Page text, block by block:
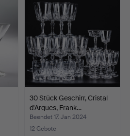
30 Stück Geschirr, Cristal
d'Arques, Frank…
Beendet 17. Jan 2024
12 Gebote